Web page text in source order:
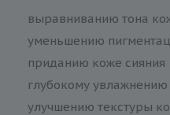
выравниванию тона
уменьшению
приданию коже сияния
глубокому увлажнению
улучшению текстуры